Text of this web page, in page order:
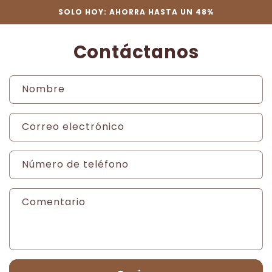
contenido
SOLO HOY: AHORRA HASTA UN 48%
Contáctanos
Nombre
Correo electrónico
Número de teléfono
Comentario